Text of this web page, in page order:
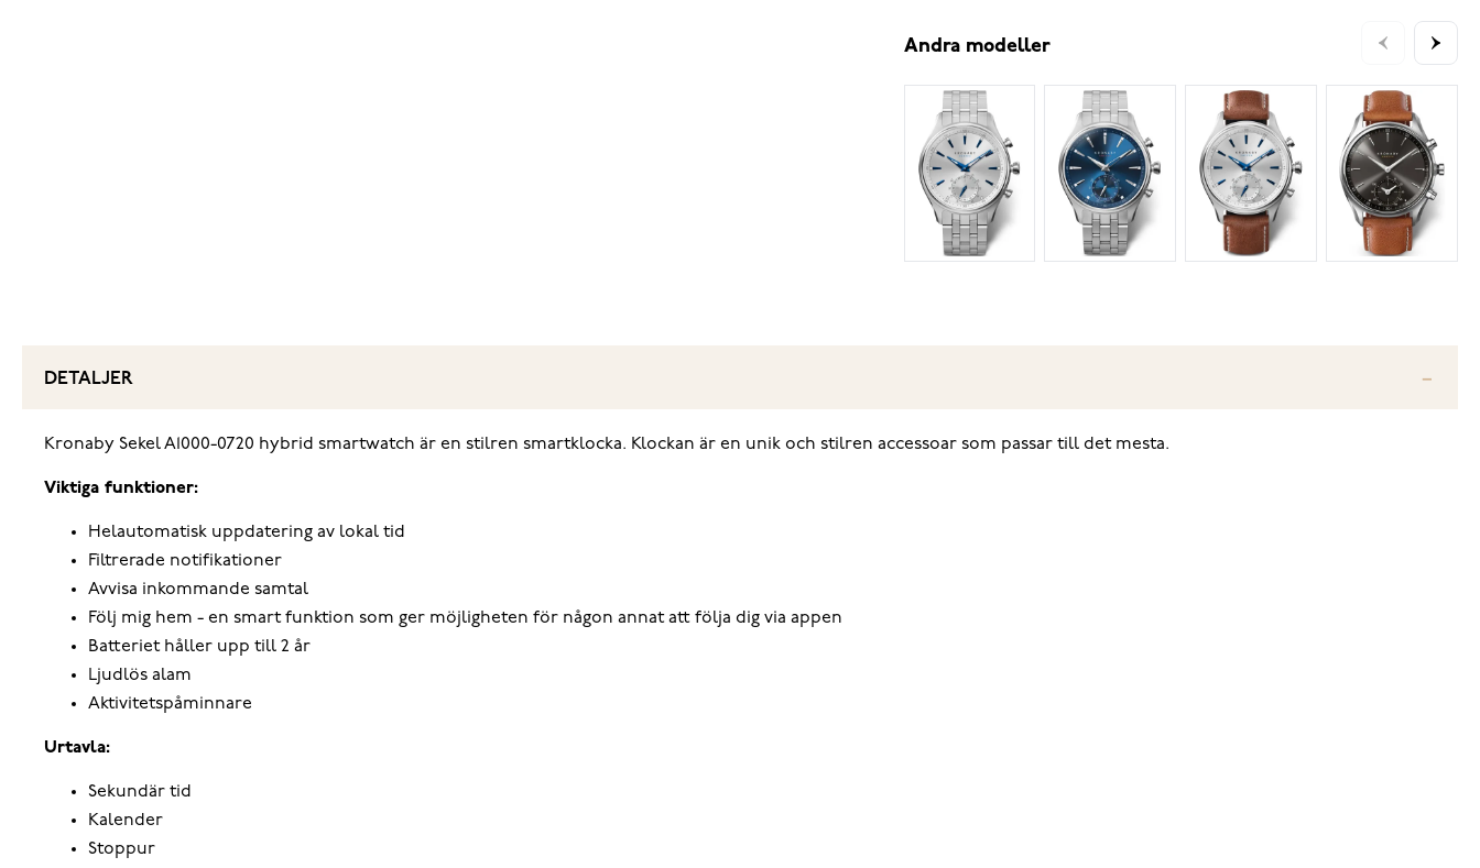
Andra modeller
DETALJER
‌Kronaby Sekel A1000-0720 hybrid smartwatch är en stilren smartklocka. Klockan är en unik och stilren accessoar som passar till det mesta.
Viktiga funktioner:
Helautomatisk uppdatering av lokal tid
Filtrerade notifikationer
Avvisa inkommande samtal
Följ mig hem - en smart funktion som ger möjligheten för någon annat att följa dig via appen
Batteriet håller upp till 2 år
Ljudlös alam
Aktivitetspåminnare
Urtavla:
Sekundär tid
Kalender
Stoppur